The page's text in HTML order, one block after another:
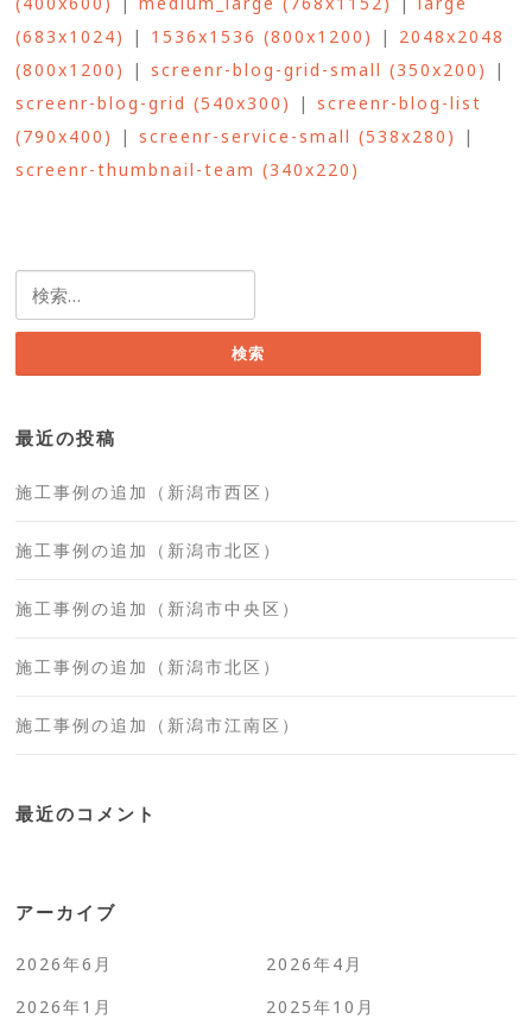
(683x1024)
| 1536x1536 (800x1200) | 2048x2048
(800x1200)
|screenr-blog-grid-small (350x200)
|
screenr-blog-grid (540x300)
|screenr-blog-list
(790x400)
|screenr-service-small (538x280)
|
screenr-thumbnail-team (340x220)
索:
最近の投稿
施工事例の追加（新潟市西区）
施工事例の追加（新潟市北区）
施工事例の追加（新潟市中央区）
施工事例の追加（新潟市北区）
施工事例の追加（新潟市江南区）
最近のコメント
アーカイブ
2026年6月
2026年4月
2026年1月
2025年10月